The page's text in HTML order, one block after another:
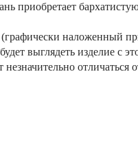
приобретает
наложенный
выглядеть изделие с
отличаться